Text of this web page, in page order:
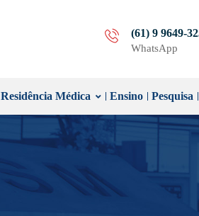
(61) 9 9649-
WhatsApp
Residência Médica Ensino Pesquisa